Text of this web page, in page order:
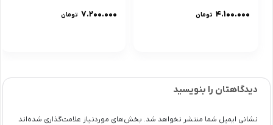
۴.۱۰۰.۰۰۰ تومان ۷.۲۰۰.۰۰۰ تومان
دیدگاهتان را بنویسید
نشانی ایمیل شما منتشر نخواهد شد. بخش‌های موردنیاز علامت‌گذاری شده‌اند